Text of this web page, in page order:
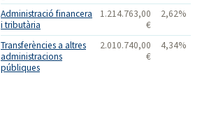
Administració financera
i tributària
1.214.763,00
€
2,62%
Transferències a altres
administracions
públiques
2.010.740,00
€
4,34%